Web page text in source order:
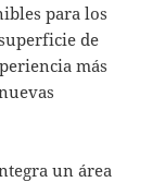
para los
de
más
un área